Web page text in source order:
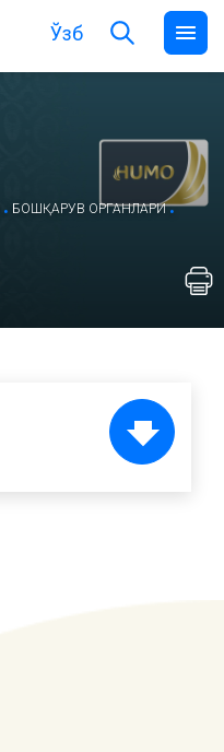
Ўзб
. БОШҚАРУВ ОРГАНЛАРИ .